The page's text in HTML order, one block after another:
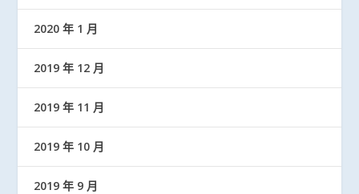
2020 年 1 月
2019 年 12 月
2019 年 11 月
2019 年 10 月
2019 年 9 月